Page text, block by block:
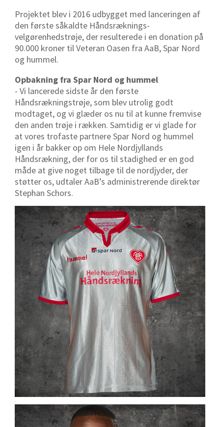
Projektet blev i 2016 udbygget med lanceringen af
den første såkaldte Håndsræknings-
velgørenhedstrøje, der resulterede i en donation på
90.000 kroner til Veteran Oasen fra AaB, Spar Nord
og hummel.
Opbakning fra Spar Nord og hummel
- Vi lancerede sidste år den første
Håndsrækningstrøje, som blev utrolig godt
modtaget, og vi glæder os nu til at kunne fremvise
den anden trøje i rækken. Samtidig er vi glade for
at vores trofaste partnere Spar Nord og hummel
igen i år bakker op om Hele Nordjyllands
Håndsrækning, der for os til stadighed er en god
måde at give noget tilbage til de nordjyder, der
støtter os, udtaler AaB’s administrerende direktør
Stephan Schors.